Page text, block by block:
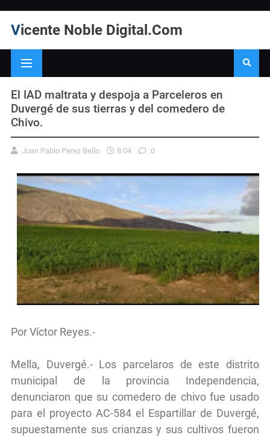
Vicente Noble Digital.Com
El IAD maltrata y despoja a Parceleros en
Duvergé de sus tierras y del comedero de
Chivo.
Juan Pablo Perez Bello 8:04 0
Por Víctor Reyes.-
Mella, Duvergé.- Los parcelaros de este distrito
municipal de la provincia Independencia,
denunciaron que su comedero de chivo fue usado
para el proyecto AC-584 el Espartillar de Duvergé,
supuestamente sus crianzas y sus cultivos fueron